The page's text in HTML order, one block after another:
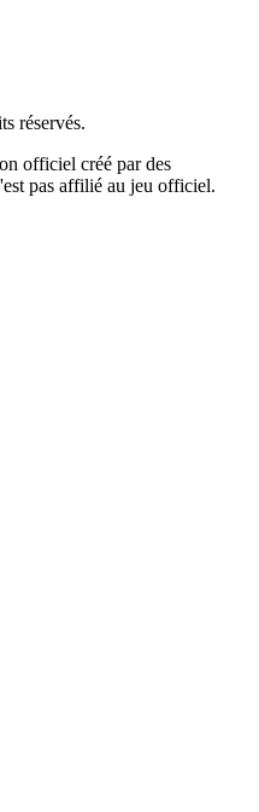
réservés.
officiel créé par des
pas affilié au jeu officiel.